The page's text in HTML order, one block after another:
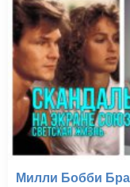
Милли Бобби